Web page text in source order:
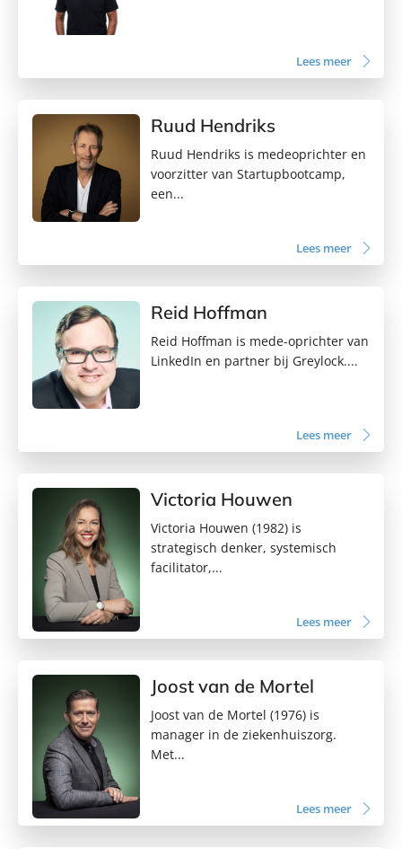
Lees meer
Ruud Hendriks
Ruud Hendriks is medeoprichter en
voorzitter van Startupbootcamp,
een...
Lees meer
Reid Hoffman
Reid Hoffman is mede-oprichter van
LinkedIn en partner bij Greylock....
Lees meer
Victoria Houwen
Victoria Houwen (1982) is
strategisch denker, systemisch
facilitator,...
Lees meer
Joost van de Mortel
Joost van de Mortel (1976) is
manager in de ziekenhuiszorg.
Met...
Lees meer